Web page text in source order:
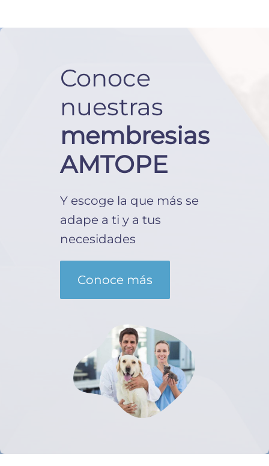
Conoce
nuestras
membresias
AMTOPE
Y escoge la que más se
adape a ti y a tus
necesidades
Conoce más